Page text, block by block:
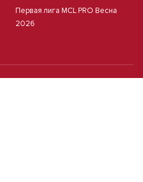
Первая лига MCL PRO Весна
2026